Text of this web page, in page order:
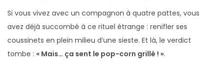
Si vous vivez avec un compagnon à quatre pattes, vous
avez déjà succombé à ce rituel étrange : renifler ses
coussinets en plein milieu d’une sieste. Et là, le verdict
tombe : « Mais… ça sent le pop-corn grillé ! ».